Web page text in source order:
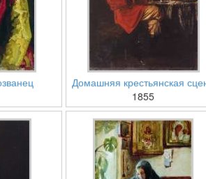
Домашняя крестьянская
1855